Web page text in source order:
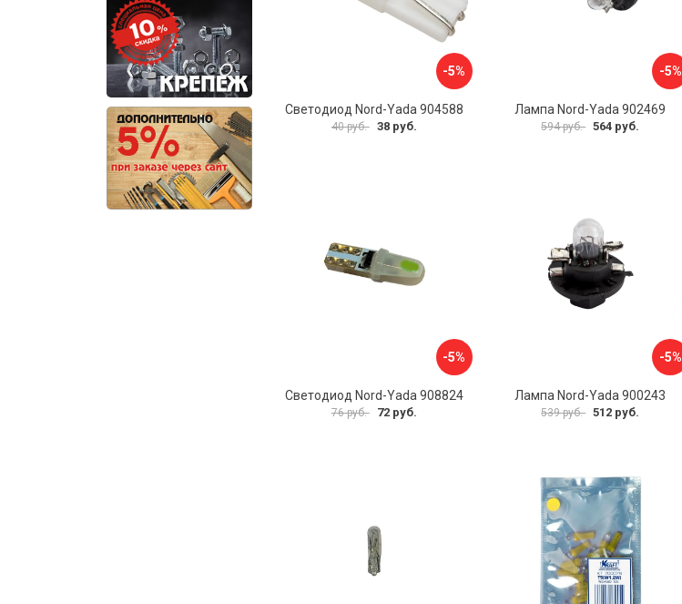
-5%
Светодиод Nord-Yada 904588
40 руб. 38 руб.
-5%
Лампа Nord-Yada 902469
594 руб. 564 руб.
-5%
Светодиод Nord-Yada 908824
76 руб. 72 руб.
-5%
Лампа Nord-Yada 900243
539 руб. 512 руб.